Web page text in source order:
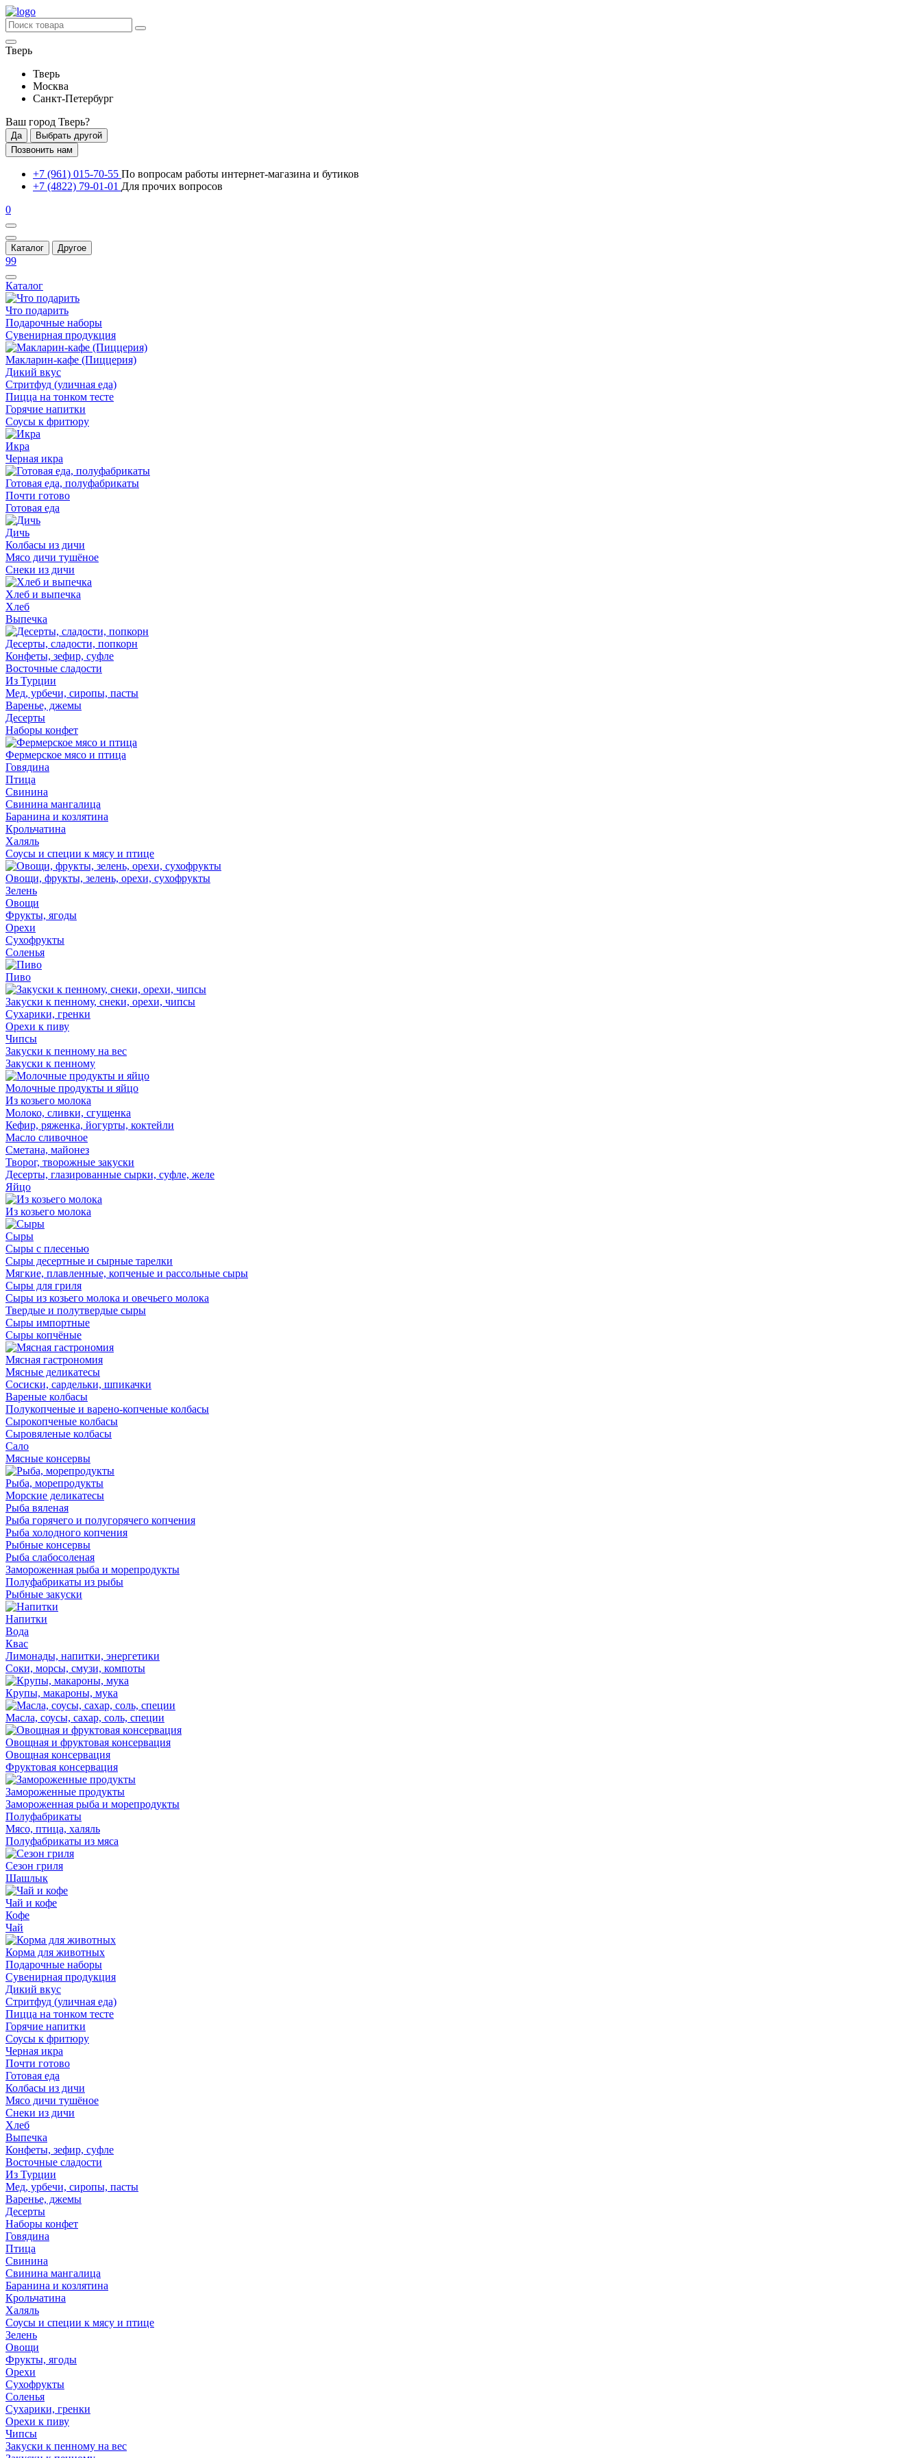
Тверь
Тверь
Москва
Санкт-Петербург
Ваш город Тверь?
Да
Выбрать другой
Позвонить нам
+7 (961) 015-70-55 По вопросам работы интернет-магазина и бутиков
+7 (4822) 79-01-01 Для прочих вопросов
0
Каталог Другое
99
Каталог
Что подарить
Подарочные наборы
Сувенирная продукция
Макларин-кафе (Пиццерия)
Дикий вкус
Стритфуд (уличная еда)
Пицца на тонком тесте
Горячие напитки
Соусы к фритюру
Икра
Черная икра
Готовая еда, полуфабрикаты
Почти готово
Готовая еда
Дичь
Колбасы из дичи
Мясо дичи тушёное
Снеки из дичи
Хлеб и выпечка
Хлеб
Выпечка
Десерты, сладости, попкорн
Конфеты, зефир, суфле
Восточные сладости
Из Турции
Мед, урбечи, сиропы, пасты
Варенье, джемы
Десерты
Наборы конфет
Фермерское мясо и птица
Говядина
Птица
Свинина
Свинина мангалица
Баранина и козлятина
Крольчатина
Халяль
Соусы и специи к мясу и птице
Овощи, фрукты, зелень, орехи, сухофрукты
Зелень
Овощи
Фрукты, ягоды
Орехи
Сухофрукты
Соленья
Пиво
Закуски к пенному, снеки, орехи, чипсы
Сухарики, гренки
Орехи к пиву
Чипсы
Закуски к пенному на вес
Закуски к пенному
Молочные продукты и яйцо
Из козьего молока
Молоко, сливки, сгущенка
Кефир, ряженка, йогурты, коктейли
Масло сливочное
Сметана, майонез
Творог, творожные закуски
Десерты, глазированные сырки, суфле, желе
Яйцо
Из козьего молока
Сыры
Сыры с плесенью
Сыры десертные и сырные тарелки
Мягкие, плавленные, копченые и рассольные сыры
Сыры для гриля
Сыры из козьего молока и овечьего молока
Твердые и полутвердые сыры
Сыры импортные
Сыры копчёные
Мясная гастрономия
Мясные деликатесы
Сосиски, сардельки, шпикачки
Вареные колбасы
Полукопченые и варено-копченые колбасы
Сырокопченые колбасы
Сыровяленые колбасы
Сало
Мясные консервы
Рыба, морепродукты
Морские деликатесы
Рыба вяленая
Рыба горячего и полугорячего копчения
Рыба холодного копчения
Рыбные консервы
Рыба слабосоленая
Замороженная рыба и морепродукты
Полуфабрикаты из рыбы
Рыбные закуски
Напитки
Вода
Квас
Лимонады, напитки, энергетики
Соки, морсы, смузи, компоты
Крупы, макароны, мука
Масла, соусы, сахар, соль, специи
Овощная и фруктовая консервация
Овощная консервация
Фруктовая консервация
Замороженные продукты
Замороженная рыба и морепродукты
Полуфабрикаты
Мясо, птица, халяль
Полуфабрикаты из мяса
Сезон гриля
Шашлык
Чай и кофе
Кофе
Чай
Корма для животных
Подарочные наборы
Сувенирная продукция
Дикий вкус
Стритфуд (уличная еда)
Пицца на тонком тесте
Горячие напитки
Соусы к фритюру
Черная икра
Почти готово
Готовая еда
Колбасы из дичи
Мясо дичи тушёное
Снеки из дичи
Хлеб
Выпечка
Конфеты, зефир, суфле
Восточные сладости
Из Турции
Мед, урбечи, сиропы, пасты
Варенье, джемы
Десерты
Наборы конфет
Говядина
Птица
Свинина
Свинина мангалица
Баранина и козлятина
Крольчатина
Халяль
Соусы и специи к мясу и птице
Зелень
Овощи
Фрукты, ягоды
Орехи
Сухофрукты
Соленья
Сухарики, гренки
Орехи к пиву
Чипсы
Закуски к пенному на вес